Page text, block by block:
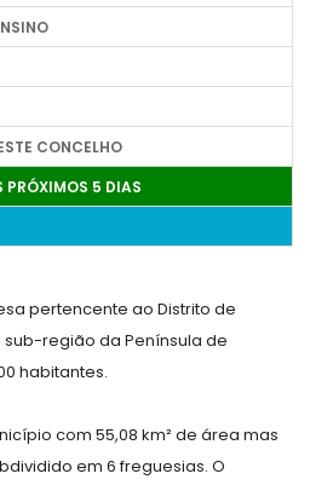
CONCELHO
PRÓXIMOS 5 DIAS
pertencente ao Distrito de
região da Península de
habitantes.
com 55,08 km² de área mas
em 6 freguesias. O